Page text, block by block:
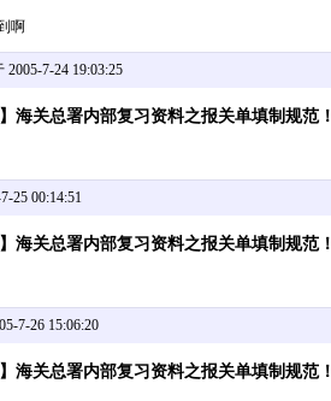
啊
7-24 19:03:25
海关总署内部复习资料之报关单填制规范！
25 00:14:51
海关总署内部复习资料之报关单填制规范！
7-26 15:06:20
海关总署内部复习资料之报关单填制规范！